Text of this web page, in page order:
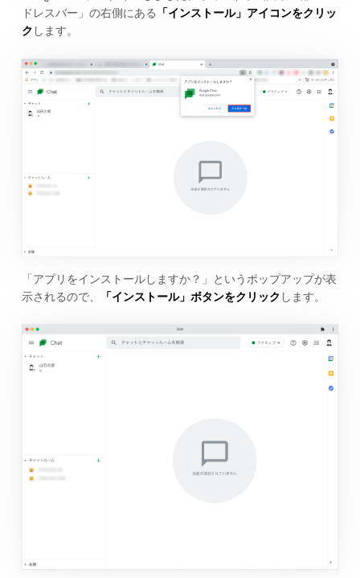
ドレスバー」の右側にある
「インストール」アイコンをクリッ
ク します。
「アプリをインストールしますか？」というポップアップが表
示されるので、
「インストール」ボタンをクリック します。